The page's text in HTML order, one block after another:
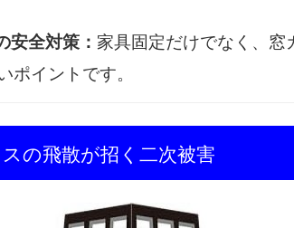
安全対策： 家具固定だけでなく、窓
ポイントです。
の飛散が招く二次被害